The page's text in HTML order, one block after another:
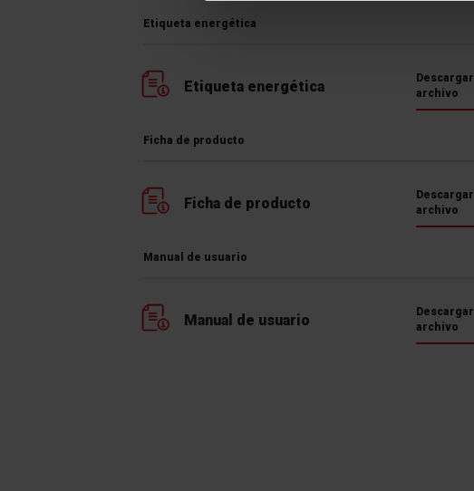
Etiqueta energética
Etiqueta energética
Descargar
archivo
Ficha de producto
Ficha de producto
Descargar
archivo
Manual de usuario
Manual de usuario
Descargar
archivo